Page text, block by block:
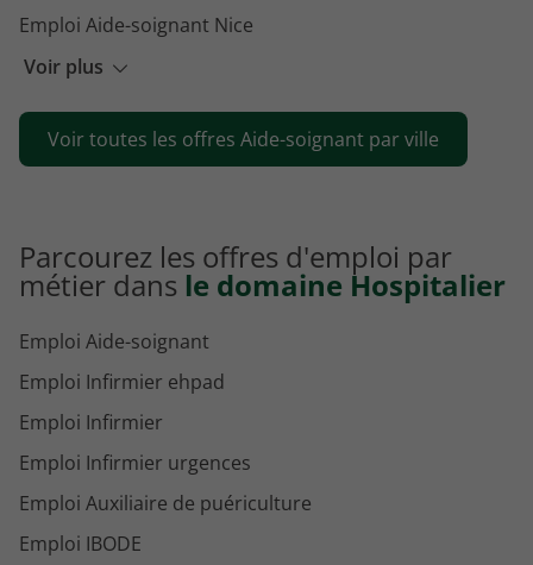
Voir plus
Emploi Aide-soignant Nice
Emploi Aide-soignant La Rochelle
Emploi Aide-soignant Grasse
Emploi Aide-soignant Dijon
Voir toutes les offres Aide-soignant par ville
Parcourez les offres d'emploi par
métier dans le domaine Hospitalier
Emploi Aide-soignant
Emploi Infirmier ehpad
Emploi Infirmier
Emploi Infirmier urgences
Emploi Auxiliaire de puériculture
Emploi IBODE